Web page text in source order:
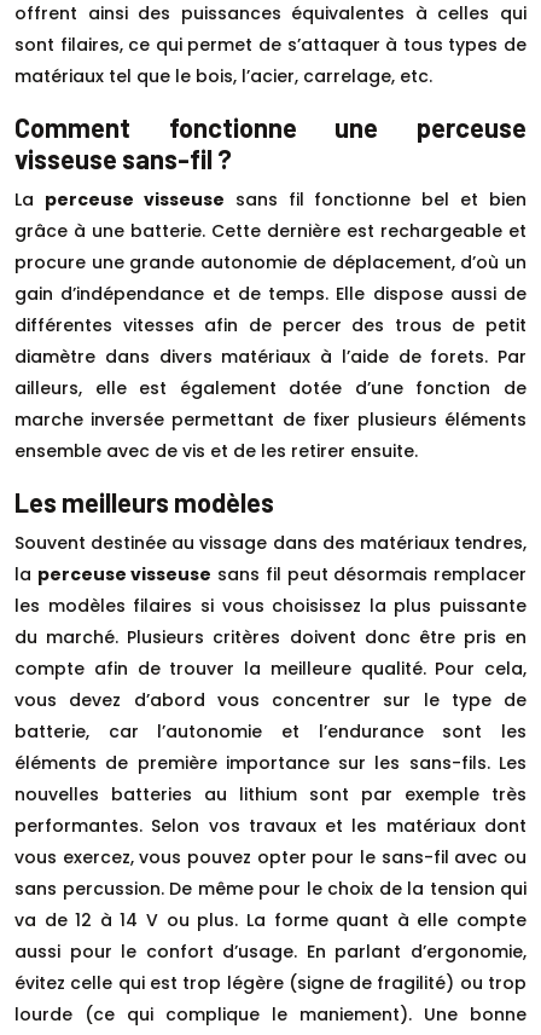
offrent ainsi des puissances équivalentes à celles qui
sont filaires, ce qui permet de s’attaquer à tous types de
matériaux tel que le bois, l’acier, carrelage, etc.
Comment fonctionne une perceuse
visseuse sans-fil ?
La perceuse visseuse sans fil fonctionne bel et bien
grâce à une batterie. Cette dernière est rechargeable et
procure une grande autonomie de déplacement, d’où un
gain d’indépendance et de temps. Elle dispose aussi de
différentes vitesses afin de percer des trous de petit
diamètre dans divers matériaux à l’aide de forets. Par
ailleurs, elle est également dotée d’une fonction de
marche inversée permettant de fixer plusieurs éléments
ensemble avec de vis et de les retirer ensuite.
Les meilleurs modèles
Souvent destinée au vissage dans des matériaux tendres,
la perceuse visseuse sans fil peut désormais remplacer
les modèles filaires si vous choisissez la plus puissante
du marché. Plusieurs critères doivent donc être pris en
compte afin de trouver la meilleure qualité. Pour cela,
vous devez d’abord vous concentrer sur le type de
batterie, car l’autonomie et l’endurance sont les
éléments de première importance sur les sans-fils. Les
nouvelles batteries au lithium sont par exemple très
performantes. Selon vos travaux et les matériaux dont
vous exercez, vous pouvez opter pour le sans-fil avec ou
sans percussion. De même pour le choix de la tension qui
va de 12 à 14 V ou plus. La forme quant à elle compte
aussi pour le confort d’usage. En parlant d’ergonomie,
évitez celle qui est trop légère (signe de fragilité) ou trop
lourde (ce qui complique le maniement). Une bonne